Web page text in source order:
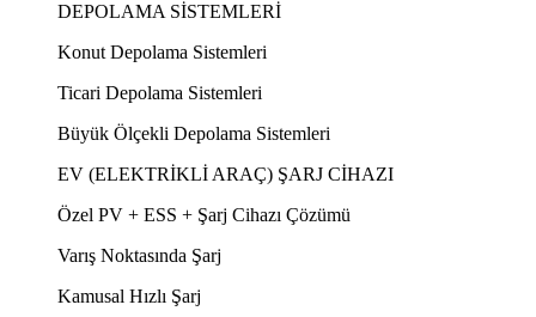
DEPOLAMA SİSTEMLERİ
Konut Depolama Sistemleri
Ticari Depolama Sistemleri
Büyük Ölçekli Depolama Sistemleri
EV (ELEKTRİKLİ ARAÇ) ŞARJ CİHAZI
Özel PV + ESS + Şarj Cihazı Çözümü
Varış Noktasında Şarj
Kamusal Hızlı Şarj